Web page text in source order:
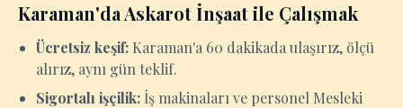
Karaman'da Askarot İnşaat ile Çalışmak
Ücretsiz keşif: Karaman'a 60 dakikada ulaşırız, ölçü
alırız, aynı gün teklif.
Sigortalı işçilik: İş makinaları ve personel Mesleki